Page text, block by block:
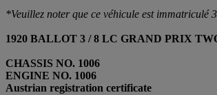
*Veuillez noter que ce véhicule est immatriculé
1920 BALLOT 3 / 8 LC GRAND PRIX
CHASSIS NO. 1006
ENGINE NO. 1006
Austrian registration certificate